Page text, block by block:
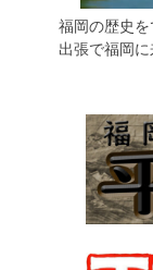
福岡の歴史
出張で福岡